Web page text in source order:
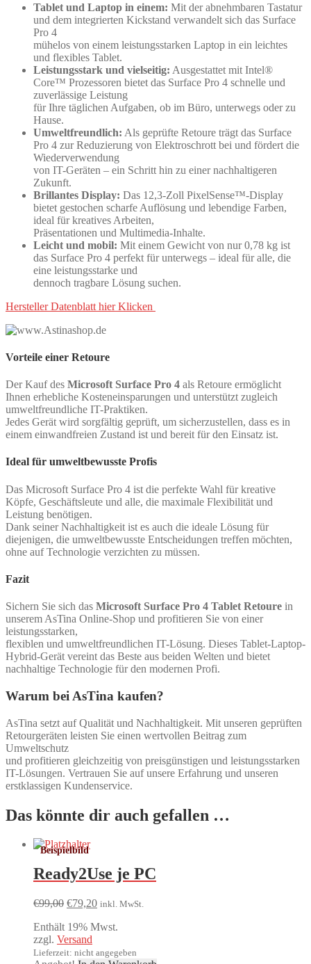
Tablet und Laptop in einem: Mit der abnehmbaren Tastatur
und dem integrierten Kickstand verwandelt sich das Surface
Pro 4
mühelos von einem leistungsstarken Laptop in ein leichtes
und flexibles Tablet.
Leistungsstark und vielseitig: Ausgestattet mit Intel®
Core™ Prozessoren bietet das Surface Pro 4 schnelle und
zuverlässige Leistung
für Ihre täglichen Aufgaben, ob im Büro, unterwegs oder zu
Hause.
Umweltfreundlich: Als geprüfte Retoure trägt das Surface
Pro 4 zur Reduzierung von Elektroschrott bei und fördert die
Wiederverwendung
von IT-Geräten – ein Schritt hin zu einer nachhaltigeren
Zukunft.
Brillantes Display: Das 12,3-Zoll PixelSense™-Display
bietet gestochen scharfe Auflösung und lebendige Farben,
ideal für kreatives Arbeiten,
Präsentationen und Multimedia-Inhalte.
Leicht und mobil: Mit einem Gewicht von nur 0,78 kg ist
das Surface Pro 4 perfekt für unterwegs – ideal für alle, die
eine leistungsstarke und
dennoch tragbare Lösung suchen.
Hersteller Datenblatt hier Klicken
Vorteile einer Retoure
Der Kauf des Microsoft Surface Pro 4 als Retoure ermöglicht
Ihnen erhebliche Kosteneinsparungen und unterstützt zugleich
umweltfreundliche IT-Praktiken.
Jedes Gerät wird sorgfältig geprüft, um sicherzustellen, dass es in
einem einwandfreien Zustand ist und bereit für den Einsatz ist.
Ideal für umweltbewusste Profis
Das Microsoft Surface Pro 4 ist die perfekte Wahl für kreative
Köpfe, Geschäftsleute und alle, die maximale Flexibilität und
Leistung benötigen.
Dank seiner Nachhaltigkeit ist es auch die ideale Lösung für
diejenigen, die umweltbewusste Entscheidungen treffen möchten,
ohne auf Technologie verzichten zu müssen.
Fazit
Sichern Sie sich das Microsoft Surface Pro 4 Tablet Retoure in
unserem AsTina Online-Shop und profitieren Sie von einer
leistungsstarken,
flexiblen und umweltfreundlichen IT-Lösung. Dieses Tablet-Laptop-
Hybrid-Gerät vereint das Beste aus beiden Welten und bietet
nachhaltige Technologie für den modernen Profi.
Warum bei AsTina kaufen?
AsTina setzt auf Qualität und Nachhaltigkeit. Mit unseren geprüften
Retourgeräten leisten Sie einen wertvollen Beitrag zum
Umweltschutz
und profitieren gleichzeitig von preisgünstigen und leistungsstarken
IT-Lösungen. Vertrauen Sie auf unsere Erfahrung und unseren
erstklassigen Kundenservice.
Das könnte dir auch gefallen …
Ready2Use je PC
€99,00 Ursprünglicher
war:
€99,00
€79,20Aktueller
ist:
inkl. MwSt.
Enthält 19% Mwst.
zzgl. Versand
Lieferzeit: nicht angegeben